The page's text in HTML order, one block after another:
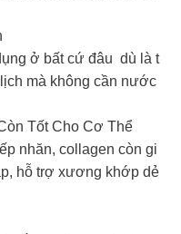
ở bất cứ đâu dù là t
mà không cần nước
Tốt Cho Cơ Thể
nhăn, collagen còn gi
hỗ trợ xương khớp dẻ